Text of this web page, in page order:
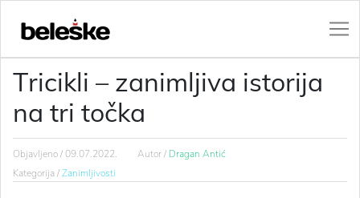
Tricikli – zanimljiva istorija
na tri točka
Objavljeno /09.07.2022. Autor / Dragan Antić
Kategorija /Zanimljivosti